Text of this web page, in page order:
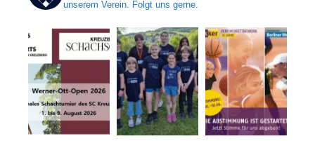
unserem Verein. Folgt uns gerne.